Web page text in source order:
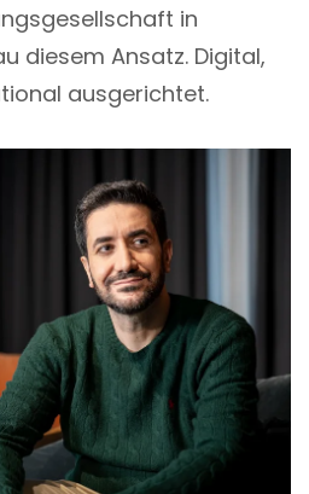
in
diesem Ansatz. Digital,
ausgerichtet.